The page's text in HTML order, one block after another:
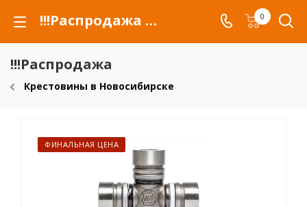
!!!Распродажа для автомобилей российских марок и сельхозтехники 0
!!!Распродажа
Крестовины в Новосибирске
ФИНАЛЬНАЯ ЦЕНА